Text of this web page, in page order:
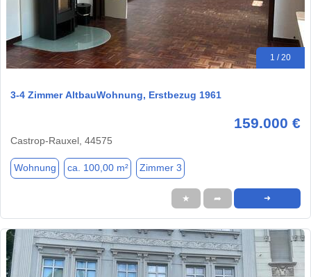
1 / 20
3-4 Zimmer AltbauWohnung, Erstbezug 1961
159.000 €
Castrop-Rauxel, 44575
Wohnung ca. 100,00 m² Zimmer 3
★ ➦ ➜